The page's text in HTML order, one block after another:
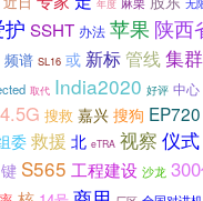
年度
护 SSHT 办法 苹果 陕西
频谱 SL16 或 新标管线集群
取代 India2020 好评 中心
4.5G 搜救 嘉兴 搜狗 EP720
委 救援 北 eTRA 视察 仪式
键 S565 工程建设 沙龙